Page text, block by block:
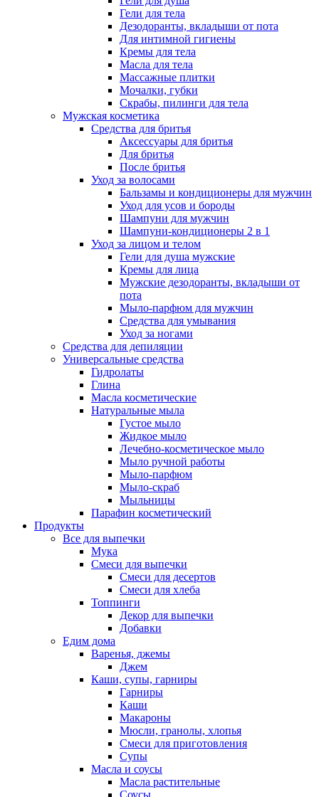
Гели для тела
Дезодоранты, вкладыши от пота
Для интимной гигиены
Кремы для тела
Масла для тела
Массажные плитки
Мочалки, губки
Скрабы, пилинги для тела
Мужская косметика
Средства для бритья
Аксессуары для бритья
Для бритья
После бритья
Уход за волосами
Бальзамы и кондиционеры для мужчин
Уход для усов и бороды
Шампуни для мужчин
Шампуни-кондиционеры 2 в 1
Уход за лицом и телом
Гели для душа мужские
Кремы для лица
Мужские дезодоранты, вкладыши от
пота
Мыло-парфюм для мужчин
Средства для умывания
Уход за ногами
Средства для депиляции
Универсальные средства
Гидролаты
Глина
Масла косметические
Натуральные мыла
Густое мыло
Жидкое мыло
Лечебно-косметическое мыло
Мыло ручной работы
Мыло-парфюм
Мыло-скраб
Мыльницы
Парафин косметический
Продукты
Все для выпечки
Мука
Смеси для выпечки
Смеси для десертов
Смеси для хлеба
Топпинги
Декор для выпечки
Добавки
Едим дома
Варенья, джемы
Джем
Каши, супы, гарниры
Гарниры
Каши
Макароны
Мюсли, гранолы, хлопья
Смеси для приготовления
Супы
Масла и соусы
Масла растительные
Соусы